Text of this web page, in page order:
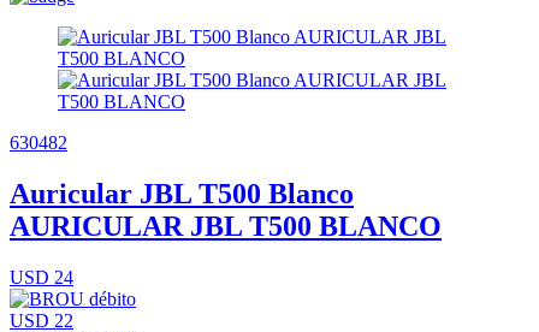
630482
Auricular JBL T500 Blanco
AURICULAR JBL T500 BLANCO
USD 24
USD 22